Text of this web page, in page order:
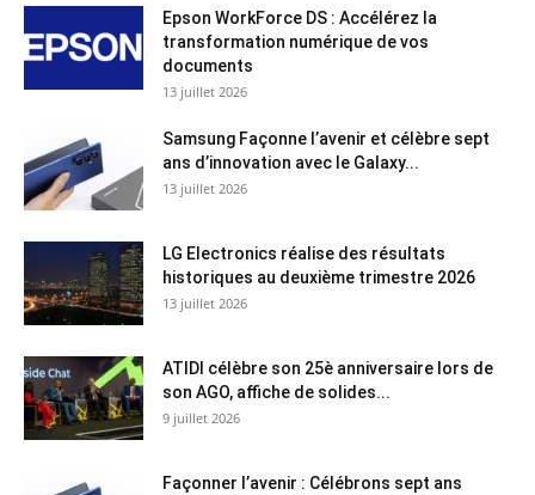
Epson WorkForce DS : Accélérez la
transformation numérique de vos
documents
13 juillet 2026
Samsung Façonne l’avenir et célèbre sept
ans d’innovation avec le Galaxy...
13 juillet 2026
LG Electronics réalise des résultats
historiques au deuxième trimestre 2026
13 juillet 2026
ATIDI célèbre son 25è anniversaire lors de
son AGO, affiche de solides...
9 juillet 2026
Façonner l’avenir : Célébrons sept ans